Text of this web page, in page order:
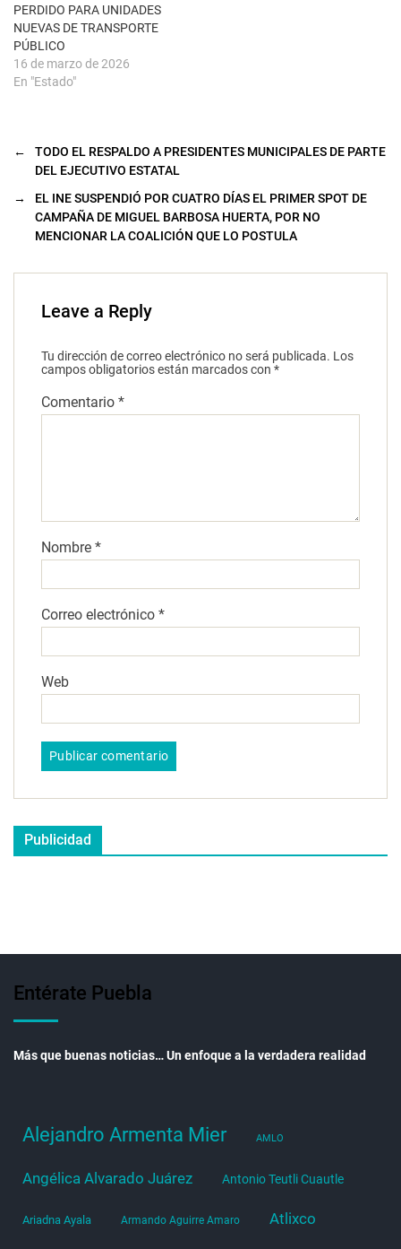
v
a
)
PERDIDO PARA UNIDADES
NUEVAS DE TRANSPORTE
PÚBLICO
16 de marzo de 2026
En "Estado"
←
TODO EL RESPALDO A PRESIDENTES MUNICIPALES DE PARTE
DEL EJECUTIVO ESTATAL
→
EL INE SUSPENDIÓ POR CUATRO DÍAS EL PRIMER SPOT DE
CAMPAÑA DE MIGUEL BARBOSA HUERTA, POR NO
MENCIONAR LA COALICIÓN QUE LO POSTULA
Leave a Reply
Tu dirección de correo electrónico no será publicada. Los
campos obligatorios están marcados con *
Comentario *
Nombre *
Correo electrónico *
Web
Publicidad
Entérate Puebla
Más que buenas noticias… Un enfoque a la verdadera realidad
Alejandro Armenta Mier AMLO
Angélica Alvarado Juárez Antonio Teutli Cuautle
Ariadna Ayala Armando Aguirre Amaro Atlixco